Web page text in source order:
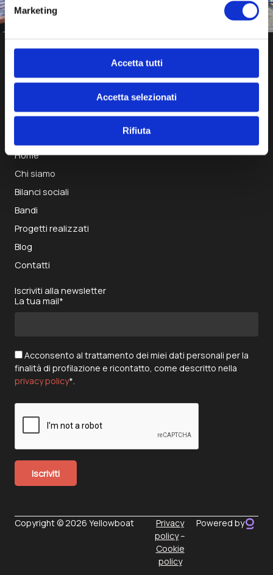
Marketing
Accetta tutti
Accetta selezionati
Rifiuta
Home
Chi siamo
Bilanci sociali
Bandi
Progetti realizzati
Blog
Contatti
Iscriviti alla newsletter
La tua mail*
Acconsento al trattamento dei miei dati personali per la
finalità di profilazione e ricontatto, come descritto nella
privacy policy*.
Copyright © 2026 Yellowboat
Privacy
policy–
Cookie
policy
Powered by